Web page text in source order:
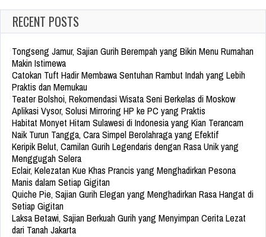
RECENT POSTS
Tongseng Jamur, Sajian Gurih Berempah yang Bikin Menu Rumahan
Makin Istimewa
Catokan Tuft Hadir Membawa Sentuhan Rambut Indah yang Lebih
Praktis dan Memukau
Teater Bolshoi, Rekomendasi Wisata Seni Berkelas di Moskow
Aplikasi Vysor, Solusi Mirroring HP ke PC yang Praktis
Habitat Monyet Hitam Sulawesi di Indonesia yang Kian Terancam
Naik Turun Tangga, Cara Simpel Berolahraga yang Efektif
Keripik Belut, Camilan Gurih Legendaris dengan Rasa Unik yang
Menggugah Selera
Eclair, Kelezatan Kue Khas Prancis yang Menghadirkan Pesona
Manis dalam Setiap Gigitan
Quiche Pie, Sajian Gurih Elegan yang Menghadirkan Rasa Hangat di
Setiap Gigitan
Laksa Betawi, Sajian Berkuah Gurih yang Menyimpan Cerita Lezat
dari Tanah Jakarta